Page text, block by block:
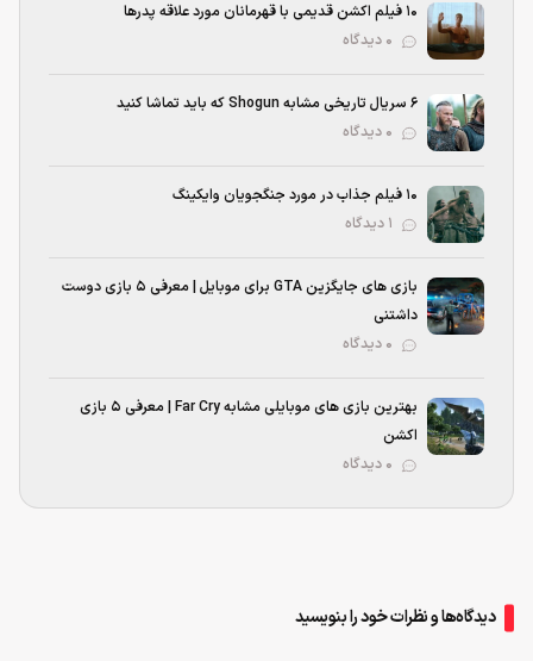
۱۰ فیلم اکشن قدیمی با قهرمانان مورد علاقه پدرها
۶ سریال تاریخی مشابه Shogun که باید تماشا کنید
۱۰ فیلم جذاب در مورد جنگجویان وایکینگ
بازی های جایگزین GTA برای موبایل | معرفی ۵ بازی دوست
داشتنی
بهترین بازی‌ های موبایلی مشابه Far Cry | معرفی ۵ بازی
اکشن
دیدگاه‌ها و نظرات خود را بنویسید